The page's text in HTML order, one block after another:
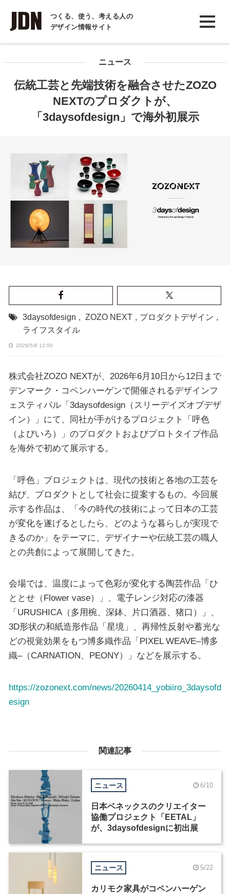
つくる、使う、考える人の
デザイン情報サイト
INTERVIEW
インタビュー
COLUMN
コラム
ニュース
伝統工芸と先端技術を融合させたZOZO
NEXTのプロダクトが、
「3daysofdesign」で海外初展示
3daysofdesign , ZOZO NEXT , プロダクトデザイン ,
ライフスタイル
2026/5/8 12:00
株式会社ZOZO NEXTが、2026年6月10日から12日まで
デンマーク・コペンハーゲンで開催されるデザインフ
ェスティバル「3daysofdesign（スリーデイズオブデザ
イン）」にて、同社が手がけるプロジェクト「呼色
（よびいろ）」のプロダクトおよびプロトタイプ作品
を海外で初めて展示する。
「呼色」プロジェクトは、現代の技術と各地の工芸を
結び、プロダクトとして社会に提案するもの。今回展
示する作品は、「今の時代の技術によって日本の工芸
が変化を遂げるとしたら、どのような暮らしが実現で
きるのか」をテーマに、デザイナーや伝統工芸の職人
との共創によって展開してきた。
会場では、温度によって色彩が変化する陶芸作品「ひ
ととせ（Flower vase）」、電子レンジ対応の漆器
「URUSHICA（多用椀、深鉢、片口酒器、猪口）」、
3D形状の和紙造形作品「星境」、再帰性反射や蓄光な
どの視覚効果をもつ博多織作品「PIXEL WEAVE–博多
織–（CARNATION、PEONY）」などを展示する。
https://zozonext.com/news/20260414_yobiiro_3daysofd
esign
関連記事
ニュース 6/10
日本ベネックスのクリエイター
協働プロジェクト「EETAL」
が、3daysofdesignに初出展
ニュース 5/22
カリモク家具がコペンハーゲン